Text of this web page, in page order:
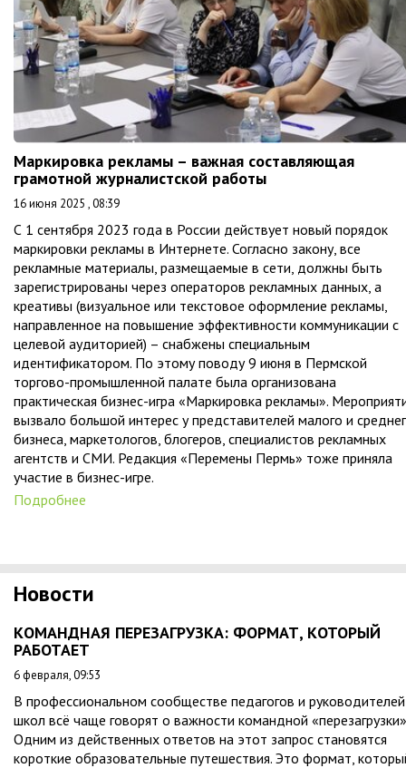
Маркировка рекламы – важная составляющая
грамотной журналистской работы
16 июня 2025 , 08:39
С 1 сентября 2023 года в России действует новый порядок
маркировки рекламы в Интернете. Согласно закону, все
рекламные материалы, размещаемые в сети, должны быть
зарегистрированы через операторов рекламных данных, а
креативы (визуальное или текстовое оформление рекламы,
направленное на повышение эффективности коммуникации с
целевой аудиторией) – снабжены специальным
идентификатором. По этому поводу 9 июня в Пермской
торгово-промышленной палате была организована
практическая бизнес-игра «Маркировка рекламы».
вызвало большой интерес у представителей малого и
бизнеса, маркетологов, блогеров, специалистов рекламных
агентств и СМИ. Редакция «Перемены Пермь» тоже приняла
участие в бизнес-игре.
Подробнее
Новости
КОМАНДНАЯ ПЕРЕЗАГРУЗКА: ФОРМАТ, КОТОРЫЙ
РАБОТАЕТ
6 февраля, 09:53
В профессиональном сообществе педагогов и руководителей
школ всё чаще говорят о важности командной
Одним из действенных ответов на этот запрос становятся
короткие образовательные путешествия. Это формат,